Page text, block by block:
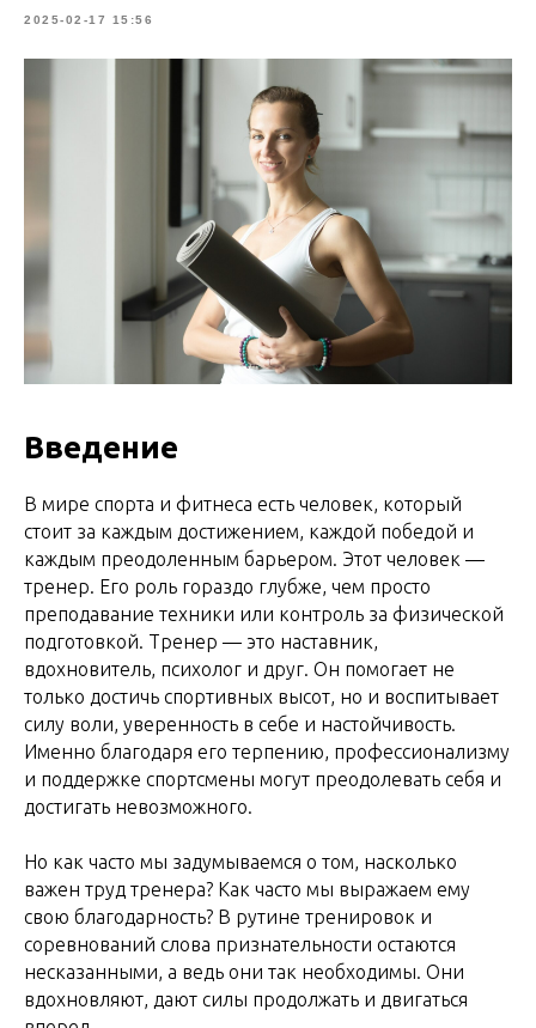
2025-02-17 15:56
Введение
В мире спорта и фитнеса есть человек, который
стоит за каждым достижением, каждой победой и
каждым преодоленным барьером. Этот человек —
тренер. Его роль гораздо глубже, чем просто
преподавание техники или контроль за физической
подготовкой. Тренер — это наставник,
вдохновитель, психолог и друг. Он помогает не
только достичь спортивных высот, но и воспитывает
силу воли, уверенность в себе и настойчивость.
Именно благодаря его терпению, профессионализму
и поддержке спортсмены могут преодолевать себя и
достигать невозможного.
Но как часто мы задумываемся о том, насколько
важен труд тренера? Как часто мы выражаем ему
свою благодарность? В рутине тренировок и
соревнований слова признательности остаются
несказанными, а ведь они так необходимы. Они
вдохновляют, дают силы продолжать и двигаться